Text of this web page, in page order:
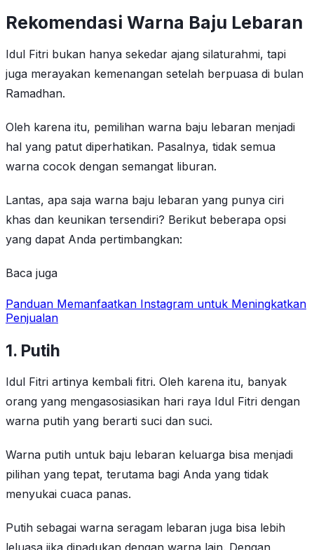
Rekomendasi Warna Baju Lebaran
Idul Fitri bukan hanya sekedar ajang silaturahmi, tapi
juga merayakan kemenangan setelah berpuasa di bulan
Ramadhan.
Oleh karena itu, pemilihan warna baju lebaran menjadi
hal yang patut diperhatikan. Pasalnya, tidak semua
warna cocok dengan semangat liburan.
Lantas, apa saja warna baju lebaran yang punya ciri
khas dan keunikan tersendiri? Berikut beberapa opsi
yang dapat Anda pertimbangkan:
Baca juga
Panduan Memanfaatkan Instagram untuk Meningkatkan
Penjualan
1. Putih
Idul Fitri artinya kembali fitri. Oleh karena itu, banyak
orang yang mengasosiasikan hari raya Idul Fitri dengan
warna putih yang berarti suci dan suci.
Warna putih untuk baju lebaran keluarga bisa menjadi
pilihan yang tepat, terutama bagi Anda yang tidak
menyukai cuaca panas.
Putih sebagai warna seragam lebaran juga bisa lebih